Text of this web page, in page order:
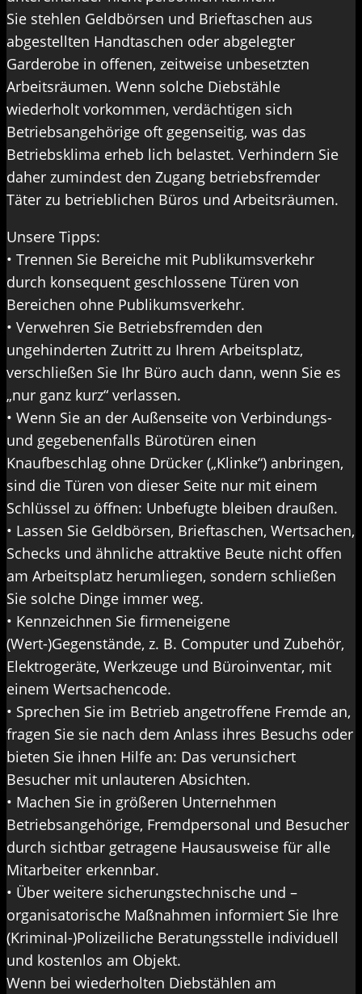
Sie stehlen Geldbörsen und Brieftaschen aus
abgestellten Handtaschen oder abgelegter
Garderobe in offenen, zeitweise unbesetzten
Arbeitsräumen. Wenn solche Diebstähle
wiederholt vorkommen, verdächtigen sich
Betriebsangehörige oft gegenseitig, was das
Betriebsklima erheb lich belastet. Verhindern Sie
daher zumindest den Zugang betriebsfremder
Täter zu betrieblichen Büros und Arbeitsräumen.
Unsere Tipps:
• Trennen Sie Bereiche mit Publikumsverkehr
durch konsequent geschlossene Türen von
Bereichen ohne Publikumsverkehr.
• Verwehren Sie Betriebsfremden den
ungehinderten Zutritt zu Ihrem Arbeitsplatz,
verschließen Sie Ihr Büro auch dann, wenn Sie es
„nur ganz kurz“ verlassen.
• Wenn Sie an der Außenseite von Verbindungs-
und gegebenenfalls Bürotüren einen
Knaufbeschlag ohne Drücker („Klinke“) anbringen,
sind die Türen von dieser Seite nur mit einem
Schlüssel zu öffnen: Unbefugte bleiben draußen.
• Lassen Sie Geldbörsen, Brieftaschen, Wertsachen,
Schecks und ähnliche attraktive Beute nicht offen
am Arbeitsplatz herumliegen, sondern schließen
Sie solche Dinge immer weg.
• Kennzeichnen Sie firmeneigene
(Wert-)Gegenstände, z. B. Computer und Zubehör,
Elektrogeräte, Werkzeuge und Büroinventar, mit
einem Wertsachencode.
• Sprechen Sie im Betrieb angetroffene Fremde an,
fragen Sie sie nach dem Anlass ihres Besuchs oder
bieten Sie ihnen Hilfe an: Das verunsichert
Besucher mit unlauteren Absichten.
• Machen Sie in größeren Unternehmen
Betriebsangehörige, Fremdpersonal und Besucher
durch sichtbar getragene Hausausweise für alle
Mitarbeiter erkennbar.
• Über weitere sicherungstechnische und –
organisatorische Maßnahmen informiert Sie Ihre
(Kriminal-)Polizeiliche Beratungsstelle individuell
und kostenlos am Objekt.
Wenn bei wiederholten Diebstählen am